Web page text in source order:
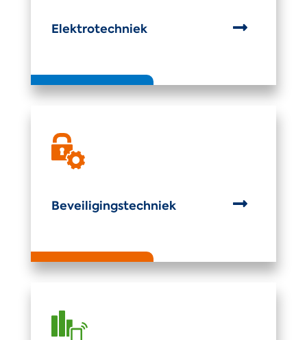

Elektrotechniek

Beveiligingstechniek